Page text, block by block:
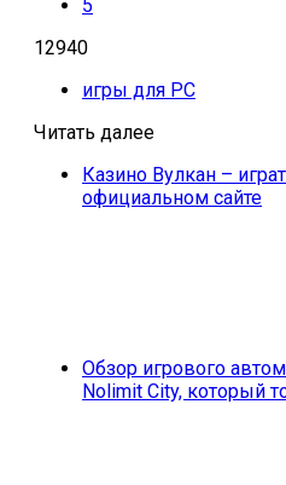
5
12940
игры для PC
Читать далее
Казино Вулкан –
официальном сайте
Обзор игрового
Nolimit City, который